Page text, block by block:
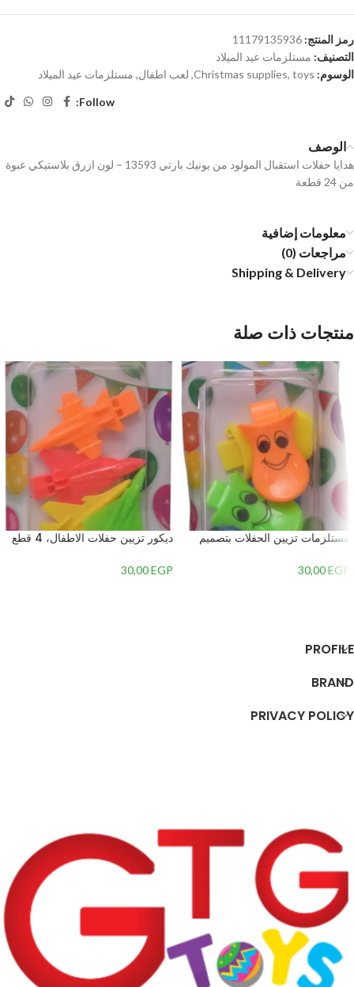
رمز المنتج: 11179135936
التصنيف: مستلزمات عيد الميلاد
الوسوم:
Christmas supplies, toys
, لعب اطفال, مستلزمات عيد الميلاد
Follow:
الوصف
هدايا حفلات استقبال المولود من يونيك بارتي 13593 – لون ازرق بلاستيكي عبوة
من 24 قطعة
معلومات إضافية
مراجعات (0)
Shipping & Delivery
منتجات ذات صلة
مستلزمات تزيين الحفلات بتصميم
الالوان – 2
30,00EGP
ديكور تزيين حفلات الاطفال، 4 قطع
30,00EGP
PROFILE
BRAND
PRIVACY POLICY